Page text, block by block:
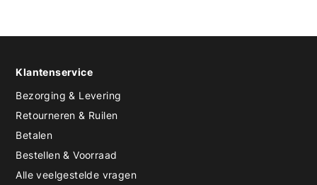
Klantenservice
Bezorging & Levering
Retourneren & Ruilen
Betalen
Bestellen & Voorraad
Alle veelgestelde vragen